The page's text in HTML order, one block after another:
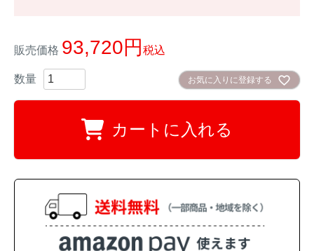
販売価格 93,720 税込
お気に入りに登録する
カートに入れる
サル対策
クマ対策
ハクビシン対策
アナグマ対策
ネズミ・モグラ対策
鳥・カラス対策
ブラックバス・